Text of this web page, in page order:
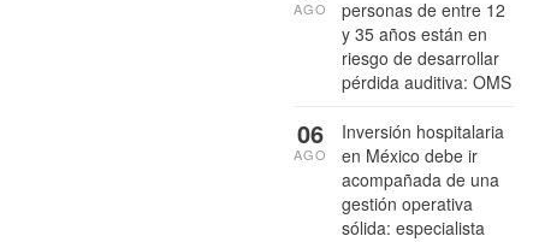
personas de entre 12
y 35 años están en
riesgo de desarrollar
pérdida auditiva: OMS
AGO
Inversión hospitalaria
en México debe ir
acompañada de una
gestión operativa
sólida: especialista
06
AGO